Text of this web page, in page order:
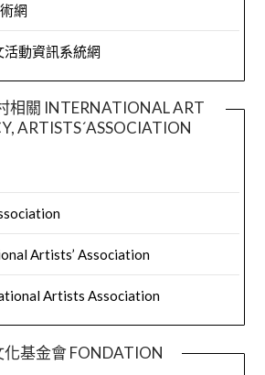
網
動資訊系統網
相關 INTERNATIONAL ART
ARTISTS´ASSOCIATION
Artists’ Association
Artists Association
化基金會 FONDATION